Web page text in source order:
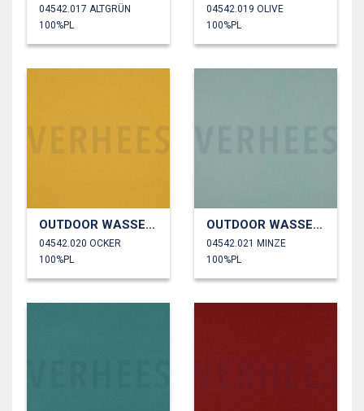
04542.017 ALTGRÜN
100%PL
04542.019 OLIVE
100%PL
OUTDOOR WASSERDICHT
04542.020 OCKER
100%PL
OUTDOOR WASSERDICHT
04542.021 MINZE
100%PL